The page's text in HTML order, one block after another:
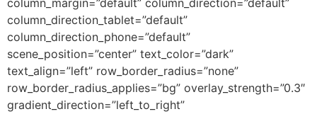
column_margin=”default” column_direction=”default”
column_direction_tablet=”default”
column_direction_phone=”default”
scene_position=”center” text_color=”dark”
text_align=”left” row_border_radius=”none”
row_border_radius_applies=”bg” overlay_strength=”0.3″
gradient_direction=”left_to_right”